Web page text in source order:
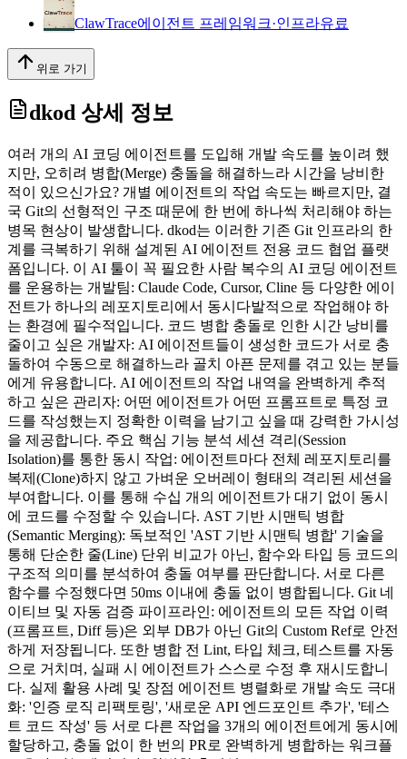
ClawTrace에이전트 프레임워크·인프라유료
위로 가기
dkod 상세 정보
여러 개의 AI 코딩 에이전트를 도입해 개발 속도를 높이려 했
지만, 오히려 병합(Merge) 충돌을 해결하느라 시간을 낭비한
적이 있으신가요? 개별 에이전트의 작업 속도는 빠르지만, 결
국 Git의 선형적인 구조 때문에 한 번에 하나씩 처리해야 하는
병목 현상이 발생합니다. dkod는 이러한 기존 Git 인프라의 한
계를 극복하기 위해 설계된 AI 에이전트 전용 코드 협업 플랫
폼입니다. 이 AI 툴이 꼭 필요한 사람 복수의 AI 코딩 에이전트
를 운용하는 개발팀: Claude Code, Cursor, Cline 등 다양한 에이
전트가 하나의 레포지토리에서 동시다발적으로 작업해야 하
는 환경에 필수적입니다. 코드 병합 충돌로 인한 시간 낭비를
줄이고 싶은 개발자: AI 에이전트들이 생성한 코드가 서로 충
돌하여 수동으로 해결하느라 골치 아픈 문제를 겪고 있는 분들
에게 유용합니다. AI 에이전트의 작업 내역을 완벽하게 추적
하고 싶은 관리자: 어떤 에이전트가 어떤 프롬프트로 특정 코
드를 작성했는지 정확한 이력을 남기고 싶을 때 강력한 가시성
을 제공합니다. 주요 핵심 기능 분석 세션 격리(Session
Isolation)를 통한 동시 작업: 에이전트마다 전체 레포지토리를
복제(Clone)하지 않고 가벼운 오버레이 형태의 격리된 세션을
부여합니다. 이를 통해 수십 개의 에이전트가 대기 없이 동시
에 코드를 수정할 수 있습니다. AST 기반 시맨틱 병합
(Semantic Merging): 독보적인 'AST 기반 시맨틱 병합' 기술을
통해 단순한 줄(Line) 단위 비교가 아닌, 함수와 타입 등 코드의
구조적 의미를 분석하여 충돌 여부를 판단합니다. 서로 다른
함수를 수정했다면 50ms 이내에 충돌 없이 병합됩니다. Git 네
이티브 및 자동 검증 파이프라인: 에이전트의 모든 작업 이력
(프롬프트, Diff 등)은 외부 DB가 아닌 Git의 Custom Ref로 안전
하게 저장됩니다. 또한 병합 전 Lint, 타입 체크, 테스트를 자동
으로 거치며, 실패 시 에이전트가 스스로 수정 후 재시도합니
다. 실제 활용 사례 및 장점 에이전트 병렬화로 개발 속도 극대
화: '인증 로직 리팩토링', '새로운 API 엔드포인트 추가', '테스
트 코드 작성' 등 서로 다른 작업을 3개의 에이전트에게 동시에
할당하고, 충돌 없이 한 번의 PR로 완벽하게 병합하는 워크플